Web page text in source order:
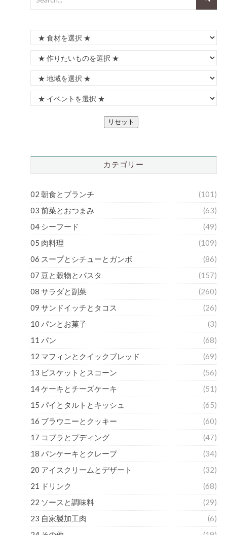
リセット
カテゴリー
02 朝食とブランチ
(101)
03 前菜とおつまみ
(63)
04 シーフード
(49)
05 肉料理
(109)
06 スープとシチューとガンボ
(86)
07 豆と穀物とパスタ
(157)
08 サラダと副菜
(260)
09 サンドイッチとタコス
(26)
10 パンとお菓子
(3)
11 パン
(68)
12 マフィンとクイックブレッド
(69)
13 ビスケットとスコーン
(56)
14 ケーキとチーズケーキ
(51)
15 パイとタルトとキッシュ
(65)
16 ブラウニーとクッキー
(60)
17 コブラとプディング
(47)
18 パンケーキとクレープ
(34)
20 アイスクリームとデザート
(32)
21 ドリンク
(68)
22 ソースと調味料
(29)
23 自家製加工肉
(6)